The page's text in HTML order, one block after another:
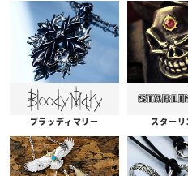
ブラッディマリー スター